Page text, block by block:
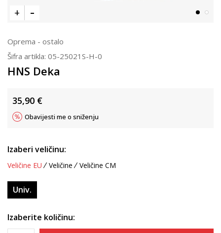
Oprema - ostalo
Šifra artikla: 05-25021S-H-0
HNS Deka
35,90 €
Obavijesti me o sniženju
Izaberi veličinu:
Veličine EU Veličine Veličine CM
Univ.
Izaberite količinu: